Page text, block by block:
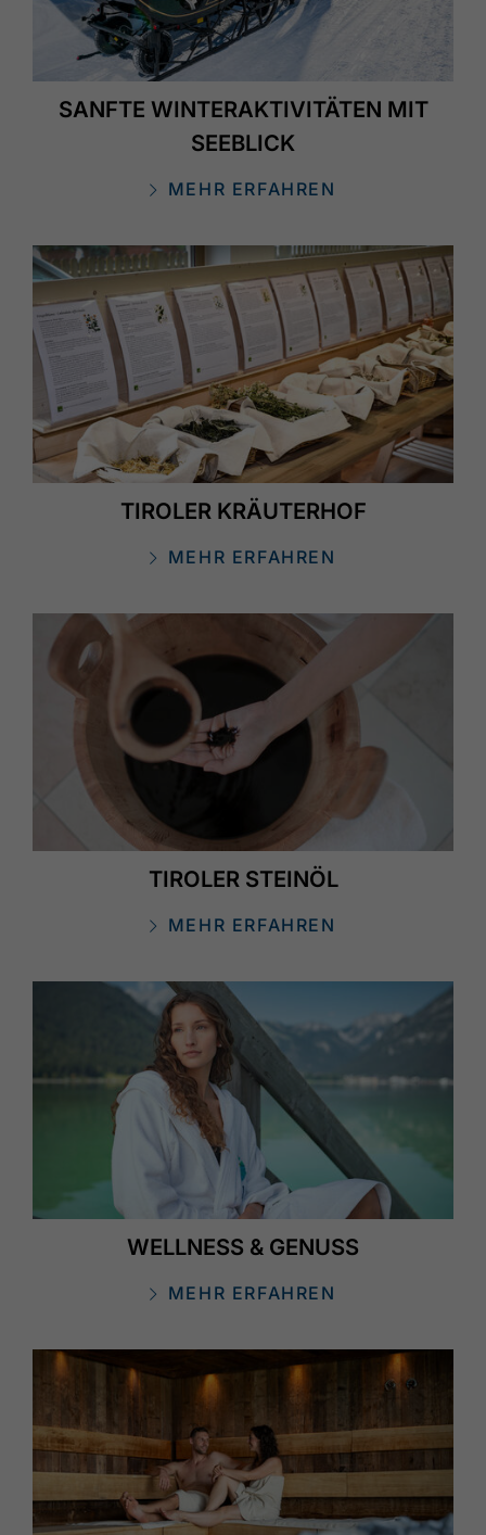
SANFTE WINTERAKTIVITÄTEN MIT
SEEBLICK
MEHR ERFAHREN
TIROLER KRÄUTERHOF
MEHR ERFAHREN
TIROLER STEINÖL
MEHR ERFAHREN
WELLNESS & GENUSS
MEHR ERFAHREN